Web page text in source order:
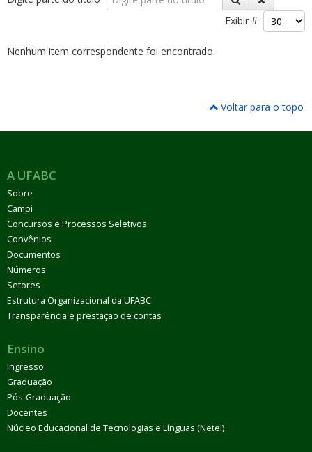
Exibir #
Nenhum item correspondente foi encontrado.
Voltar para o topo
A UFABC
Sobre
Campi
Concursos e Processos Seletivos
Convênios
Documentos
Números
Setores
Estrutura Organizacional da UFABC
Transparência e prestação de contas
Ensino
Ingresso
Graduação
Pós-Graduação
Docentes
Núcleo Educacional de Tecnologias e Línguas (Netel)